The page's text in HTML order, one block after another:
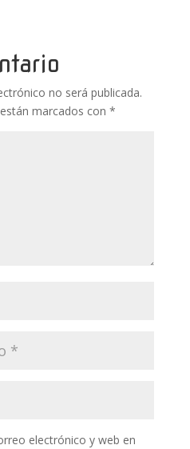
p r
no será publicada.
marcados con *
electrónico y web en